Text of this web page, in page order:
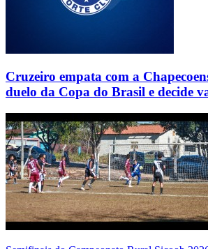
Cruzeiro empata com a
duelo da Copa do Brasil e decide